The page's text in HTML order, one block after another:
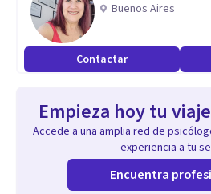
Buenos Aires
Contactar
Empieza hoy tu
Accede a una amplia red de
experiencia a tu
Encuentra